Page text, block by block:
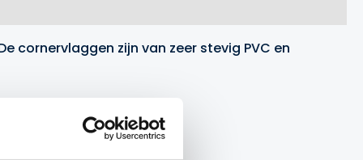
cornervlaggen zijn van zeer stevig PVC en